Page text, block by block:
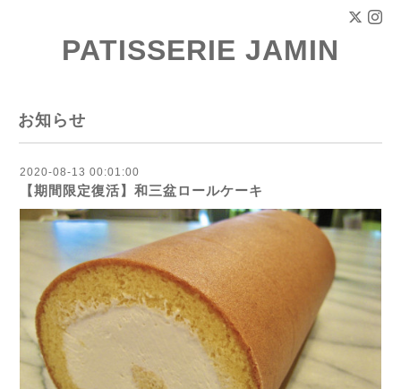
PATISSERIE JAMIN
お知らせ
2020-08-13 00:01:00
【期間限定復活】和三盆ロールケーキ